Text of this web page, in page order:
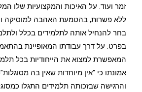
זמר ועוד. על האיכות והמקצועיות שלו
ללא פשרות, בהטמעת האהבה למוסיקה
בחר להנחיל אותה לתלמידים בכלל
בפרט. על דרך עבודתו המאופיינת
המאפשרת למצוא את הייחודיות בכל
אמונתו כי "אין מיוחדות שאין בה
והרגישה שבזכותה תלמידים התגלו